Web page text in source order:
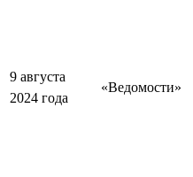
9 августа
2024 года
«Ведомости»